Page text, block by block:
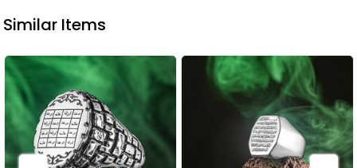
Similar Items